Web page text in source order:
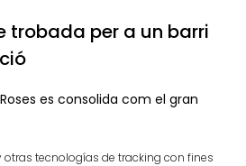
otras tecnologías de tracking con fines
trobada per a un barri
es consolida com el gran
residents i per convertir-se en